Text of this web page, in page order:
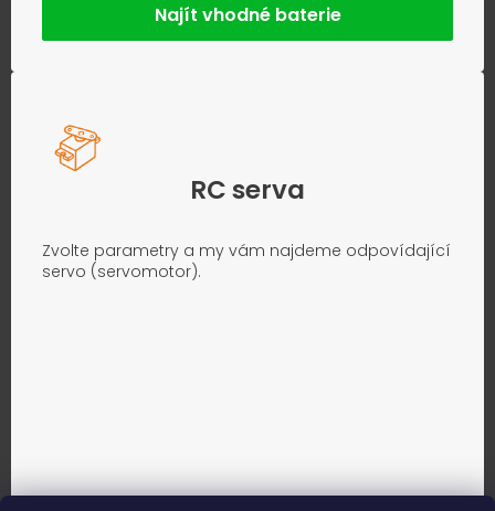
Najít vhodné baterie
RC serva
Zvolte parametry a my vám najdeme odpovídající
servo (servomotor).